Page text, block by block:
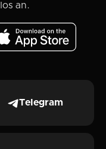
an.
Telegram